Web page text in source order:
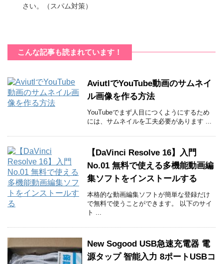
さい。（スパム対策）
こんな記事も読まれています！
AviutlでYouTube動画のサムネイ
ル画像を作る方法
YouTubeでまず人目につくようにするため
には、サムネイルを工夫必要があります ...
【DaVinci Resolve 16】入門
No.01 無料で使える多機能動画編
集ソフトをインストールする
本格的な動画編集ソフトが簡単な登録だけ
で無料で使うことができます。 以下のサイ
ト ...
New Sogood USB急速充電器 電
源タップ 智能入力 8ポートUSBコ